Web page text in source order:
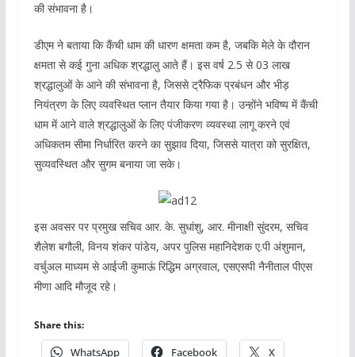
की संभावना है।
डीएम ने बताया कि कैंची धाम की धारण क्षमता कम है, जबकि मेले के दौरान
क्षमता से कई गुना अधिक श्रद्धालु आते हैं। इस वर्ष 2.5 से 03 लाख
श्रद्धालुओं के आने की संभावना है, जिससे ट्रैफिक प्रबंधन और भीड़
नियंत्रण के लिए व्यवस्थित प्लान तैयार किया गया है। उन्होंने भविष्य में कैंची
धाम में आने वाले श्रद्धालुओं के लिए पंजीकरण व्यवस्था लागू करने एवं
अधिकतम सीमा निर्धारित करने का सुझाव दिया, जिससे यात्रा को सुरक्षित,
सुव्यवस्थित और सुगम बनाया जा सके।
इस अवसर पर प्रमुख सचिव आर. के. सुधांशु, आर. मीनाक्षी सुंदरम, सचिव
शैलेश बगौली, विनय शंकर पांडेय, अपर पुलिस महानिदेशक ए.पी अंशुमान,
वर्चुअल माध्यम से आईजी कुमाऊं रिद्धिम अग्रवाल, एसएसपी नैनीताल पीएस
मीणा आदि मौजूद रहे।
Share this:
WhatsApp Facebook X